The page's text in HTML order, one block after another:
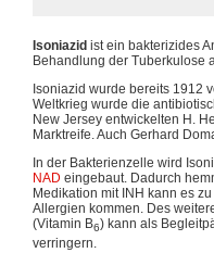
Isoniazid ist ein bakterizides
Behandlung der Tuberkulose
Isoniazid wurde bereits 1912
Weltkrieg wurde die
New Jersey entwickelten H.
Marktreife. Auch Gerhard
In der Bakterienzelle wird
NAD eingebaut. Dadurch
Medikation mit INH kann es
Allergien kommen. Des
(Vitamin B6) kann als
verringern.